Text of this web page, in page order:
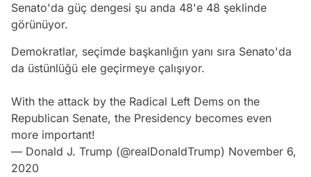
Senato'da güç dengesi şu anda 48'e 48 şeklinde
görünüyor.
Demokratlar, seçimde başkanlığın yanı sıra Senato'da
da üstünlüğü ele geçirmeye çalışıyor.
With the attack by the Radical Left Dems on the
Republican Senate, the Presidency becomes even
more important!
— Donald J. Trump (@realDonaldTrump) November 6,
2020